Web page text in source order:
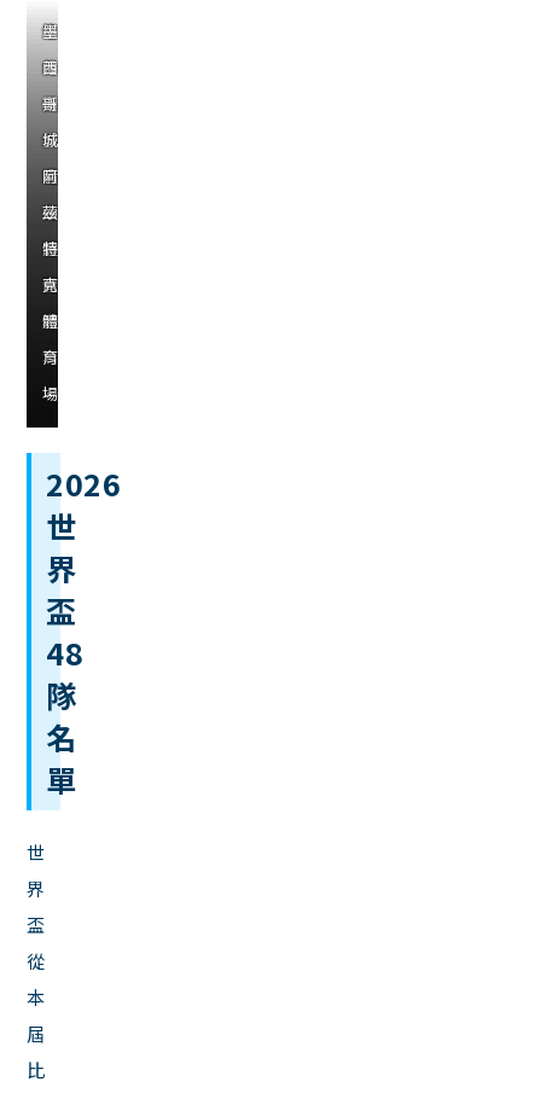
洛
杉
磯-
SoFi
體
育
足
球
場
休
士
頓-
NRG
體
育
場
亞
特
蘭
大-
賓
士
體
育
場
紐
約-
大
都
會
人
壽
體
育
場
堪
薩
斯
城-
箭
頭
體
育
場
墨
西
哥
城-
阿
茲
特
克
體
育
場
2026
世
界
盃
48
隊
名
單
世
界
盃
從
本
屆
比